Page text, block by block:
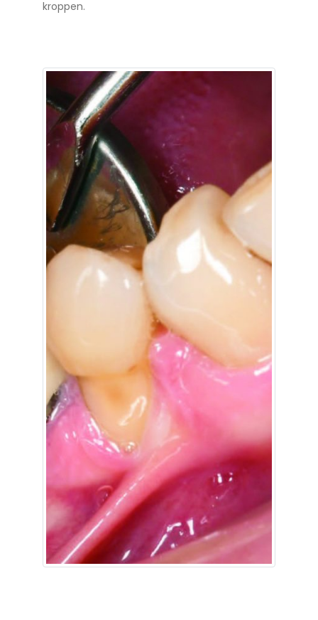
kroppen.